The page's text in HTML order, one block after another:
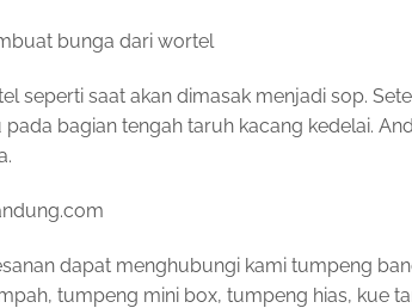
bunga dari wortel
seperti saat akan dimasak menjadi sop.
pada bagian tengah taruh kacang kedelai.
dapat menghubungi kami tumpeng
tumpeng mini box, tumpeng hias, kue